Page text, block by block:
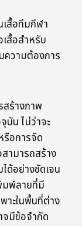
เสื้อทีมกีฬา
สื้อสำหรับ
วามต้องการ
ร้างภาพ
บัน ไม่ว่าจะ
รือการจัด
ามารถสร้าง
ด้อย่างชัดเจน
มพ์ลายที่มี
าะในพื้นที่ต่าง
จมีข้อจำกัด